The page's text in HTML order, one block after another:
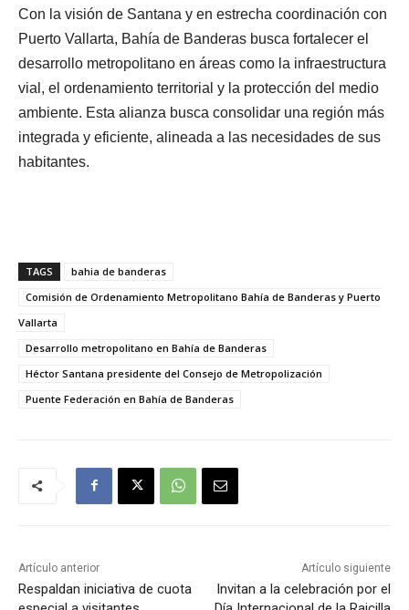
Con la visión de Santana y en estrecha coordinación con
Puerto Vallarta, Bahía de Banderas busca fortalecer el
desarrollo metropolitano en áreas como la infraestructura
vial, el ordenamiento territorial y la protección del medio
ambiente. Esta alianza busca consolidar una región más
integrada y eficiente, alineada a las necesidades de sus
habitantes.
TAGS
bahia de banderas
Comisión de Ordenamiento Metropolitano Bahía de Banderas y Puerto
Vallarta
Desarrollo metropolitano en Bahía de Banderas
Héctor Santana presidente del Consejo de Metropolización
Puente Federación en Bahía de Banderas
Artículo anterior
⁠Respaldan iniciativa de cuota
Artículo siguiente
Invitan a la celebración por el